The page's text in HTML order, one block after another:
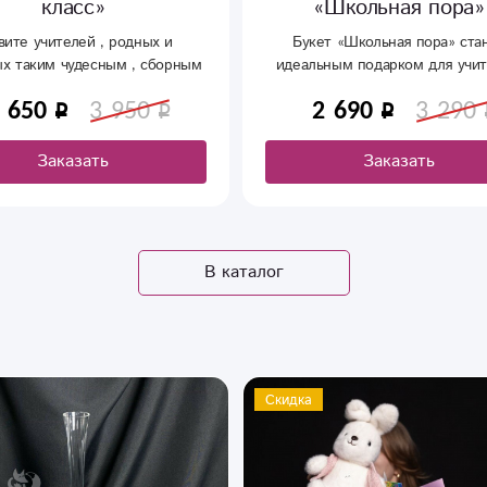
«Школьная пора»
«Школьная пора» станет
подарком для учителя в
сочетание свежих цветов
радости. Кустовая
- 3 шт Роза - 2 шт
690 3 290
Заказать
Красивый, нежный букет
1 290 2 490
Заказать
В каталог